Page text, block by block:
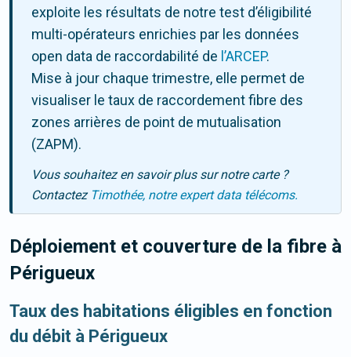
exploite les résultats de notre test d’éligibilité
multi-opérateurs enrichies par les données
open data de raccordabilité de l’ARCEP.
Mise à jour chaque trimestre, elle permet de
visualiser le taux de raccordement fibre des
zones arrières de point de mutualisation
(ZAPM).
Vous souhaitez en savoir plus sur notre carte ?
Contactez Timothée, notre expert data télécoms.
Déploiement et couverture de la fibre à
Périgueux
Taux des habitations éligibles en fonction
du débit à Périgueux